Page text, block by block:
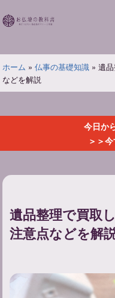
ン
ツ
へ
ス
お
壇
の
教
ホーム » 仏事の基礎知識» 遺
などを解説
今日か
＞＞
遺品整理で買取
注意点などを解